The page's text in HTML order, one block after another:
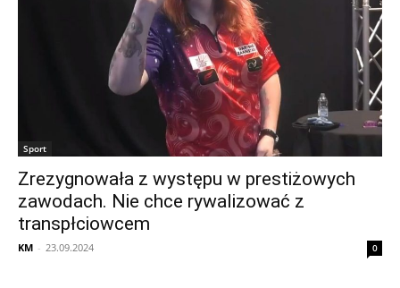
Sport
Zrezygnowała z występu w prestiżowych
zawodach. Nie chce rywalizować z
transpłciowcem
KM - 23.09.2024 0